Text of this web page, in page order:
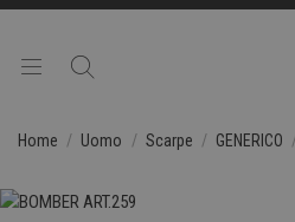
Home Uomo Scarpe GENERICO